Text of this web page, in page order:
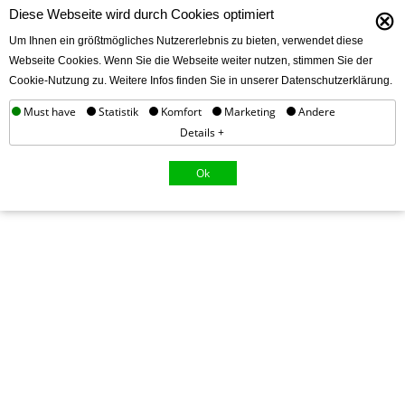
Diese Webseite wird durch Cookies optimiert ⊗
Um Ihnen ein größtmögliches Nutzererlebnis zu bieten, verwendet diese
Webseite Cookies. Wenn Sie die Webseite weiter nutzen, stimmen Sie der
Cookie-Nutzung zu. Weitere Infos finden Sie in unserer Datenschutzerklärung.
Must have Statistik Komfort Marketing
Andere
Details +
Ok